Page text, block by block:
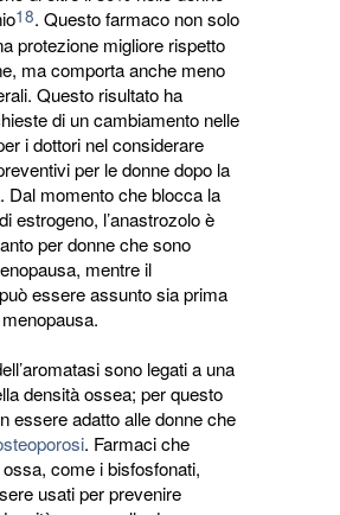
18. Questo farmaco non solo
protezione migliore rispetto
ma comporta anche meno
Questo risultato ha
di un cambiamento nelle
i dottori nel considerare
per le donne dopo la
Dal momento che blocca la
estrogeno, l’anastrozolo è
per donne che sono
mentre il
essere assunto sia prima
sono legati a una
densità ossea; per questo
essere adatto alle donne che
. Farmaci che
come i bisfosfonati,
usati per prevenire